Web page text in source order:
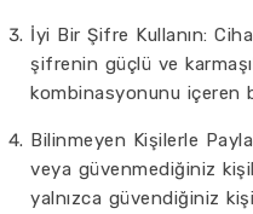
İyi Bir Şifre Kullanın:
şifrenin güçlü ve
kombinasyonunu içeren
Bilinmeyen Kişilerle
veya güvenmediğiniz
yalnızca güvendiğiniz